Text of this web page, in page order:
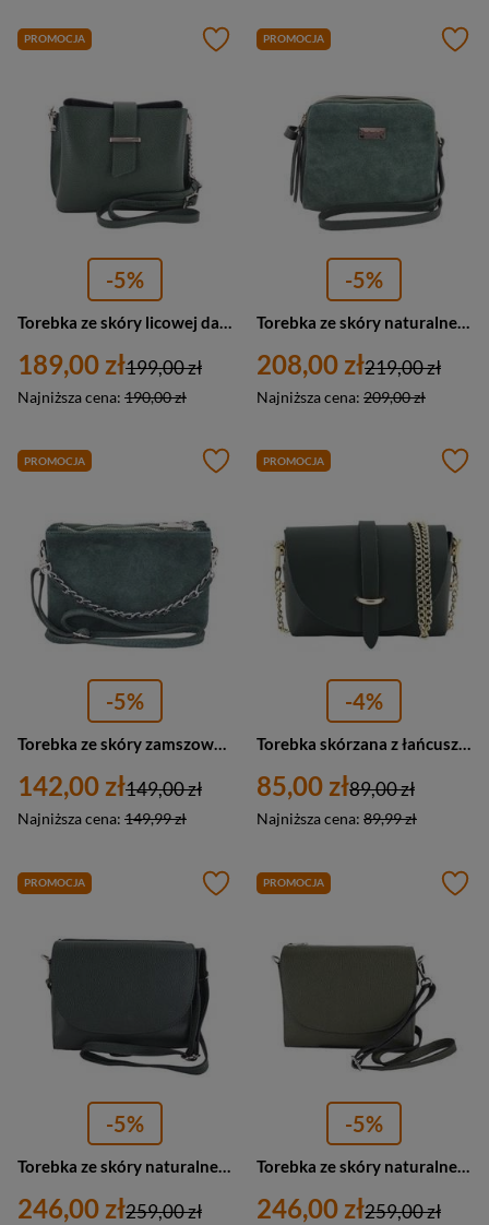
PROMOCJA
-5%
189,00 zł
Najniższa cena: 190,00 zł
199,00 zł
PROMOCJA
-5%
208,00 zł
Najniższa cena: 209,00 zł
219,00 zł
PROMOCJA
-5%
Torebka ze skóry zamszowej damska Barberini's 172/4-42 listonoszka mała ciemnozielona
142,00 zł
Najniższa cena: 149,99 zł
149,00 zł
PROMOCJA
-4%
Torebka skórzana z łańcuszkiem damska Barberinis 537-38 listonoszka mała zielona
85,00 zł
Najniższa cena: 89,99 zł
89,00 zł
PROMOCJA
-5%
246,00 zł259,00 zł
PROMOCJA
-5%
246,00 zł259,00 zł